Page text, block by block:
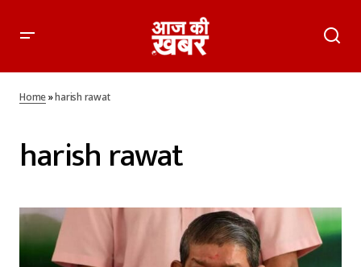
Home»harish rawat
harish rawat